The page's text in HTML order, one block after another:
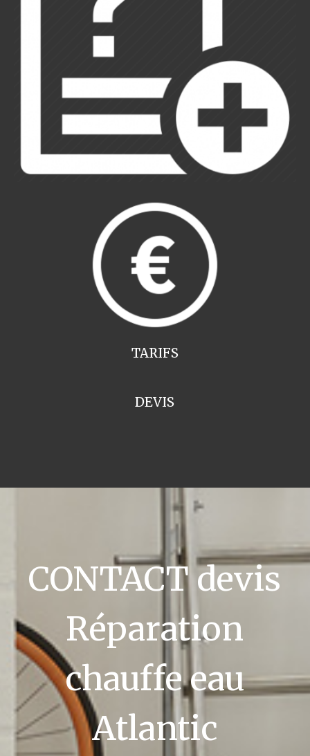
TARIFS
DEVIS
CONTACT devis
Réparation
chauffe eau
Atlantic